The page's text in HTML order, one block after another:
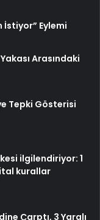
İstiyor” Eylemi
Arasındaki
Tepki Gösterisi
ilgilendiriyor: 1
kurallar
Çarptı, 3 Yaralı